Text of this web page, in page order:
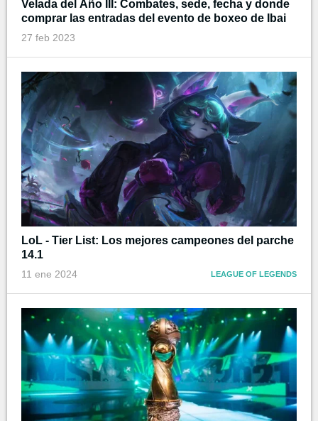
Velada del Año III: Combates, sede, fecha y donde
comprar las entradas del evento de boxeo de Ibai
27 feb 2023
LoL - Tier List: Los mejores campeones del parche
14.1
11 ene 2024 LEAGUE OF LEGENDS